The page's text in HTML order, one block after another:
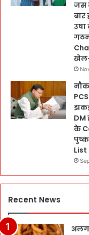
जस
उषा
खेल-
DM
के
List
Recent News